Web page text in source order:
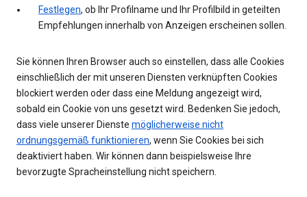
Festlegen, ob Ihr Profilname und Ihr Profilbild in geteilten
Empfehlungen innerhalb von Anzeigen erscheinen sollen.
Sie können Ihren Browser auch so einstellen, dass alle Cookies
einschließlich der mit unseren Diensten verknüpften Cookies
blockiert werden oder dass eine Meldung angezeigt wird,
sobald ein Cookie von uns gesetzt wird. Bedenken Sie jedoch,
dass viele unserer Dienste möglicherweise nicht
ordnungsgemäß funktionieren, wenn Sie Cookies bei sich
deaktiviert haben. Wir können dann beispielsweise Ihre
bevorzugte Spracheinstellung nicht speichern.